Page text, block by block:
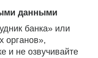
данными
банка» или
органов»,
и не озвучивайте